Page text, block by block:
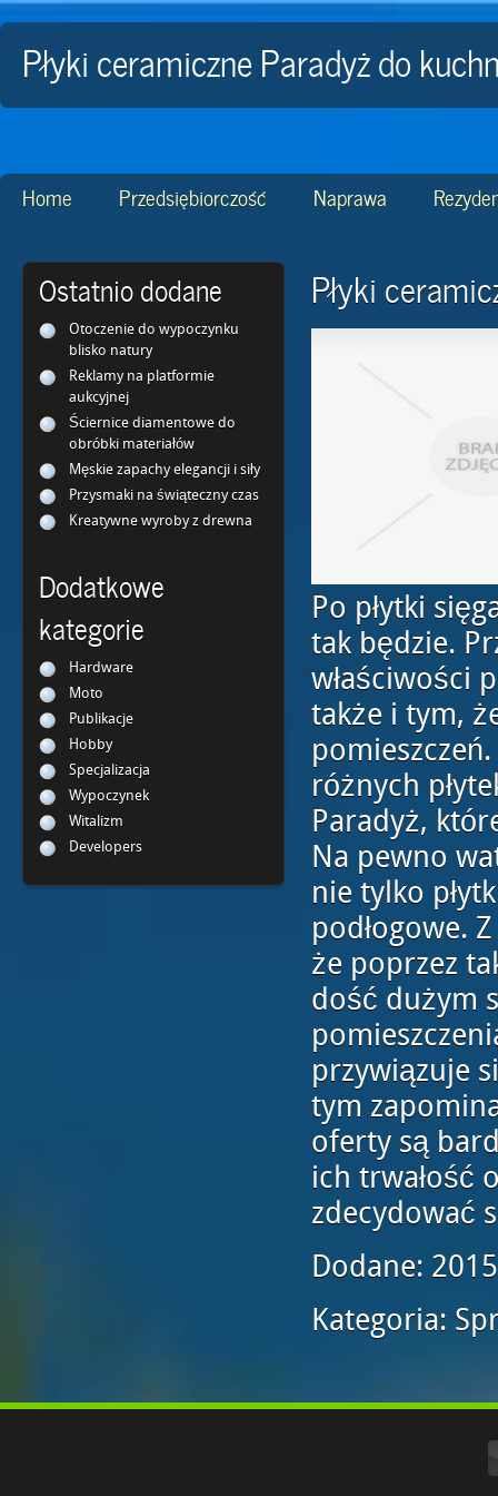
Płyki ceramiczne Paradyż do
Home Przedsiębiorczość Naprawa
Ostatnio dodane
Otoczenie do wypoczynku
blisko natury
Reklamy na platformie
aukcyjnej
Ściernice diamentowe do
obróbki materiałów
Męskie zapachy elegancji i siły
Przysmaki na świąteczny czas
Kreatywne wyroby z drewna
Dodatkowe
kategorie
Hardware
Moto
Publikacje
Hobby
Specjalizacja
Wypoczynek
Witalizm
Developers
Płyki
Po płytki
tak będzie.
właściwości
także i tym,
różnych
Paradyż,
Na pewno
nie tylko
podłogowe.
że poprzez
dość dużym
przywiązuje
tym
oferty są
ich trwałość
zdecydować
Dodane:
Kategoria: